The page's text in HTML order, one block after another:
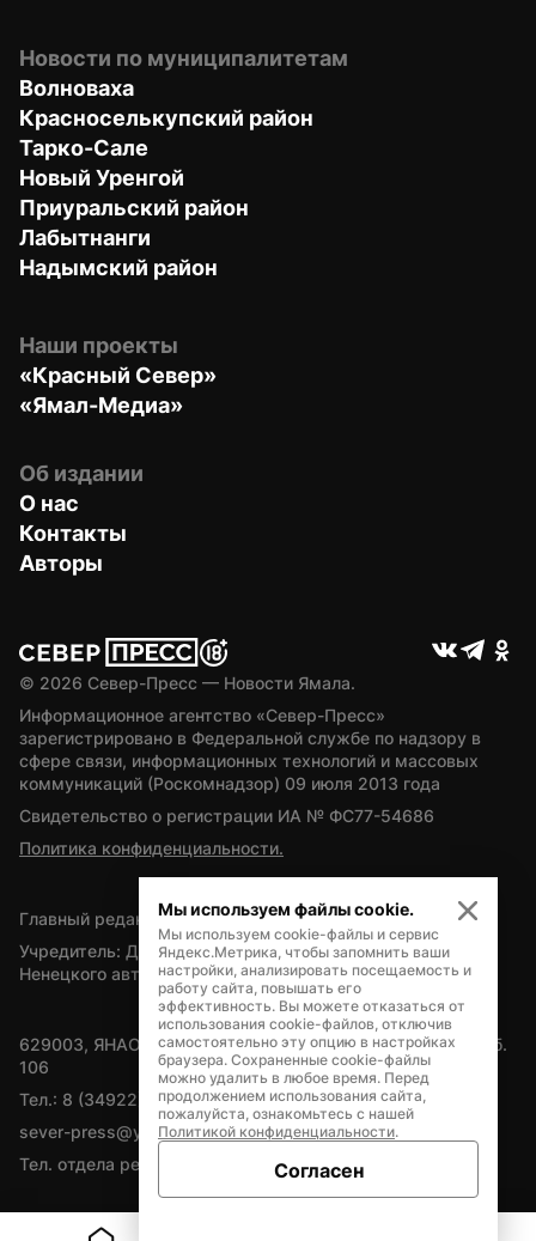
Новости по муниципалитетам
Волноваха
Красноселькупский район
Тарко-Сале
Новый Уренгой
Приуральский район
Лабытнанги
Надымский район
Наши проекты
«Красный Север»
«Ямал-Медиа»
Об издании
О нас
Контакты
Авторы
© 2026 Север-Пресс — Новости Ямала.
Информационное агентство «Север-Пресс»
зарегистрировано в Федеральной службе по надзору в
сфере связи, информационных технологий и массовых
коммуникаций (Роскомнадзор) 09 июля 2013 года
Свидетельство о регистрации ИА № ФС77-54686
Политика конфиденциальности.
Главный редактор — А.Л. Поздеев
Учредитель: Департамент внутренней политики Ямало-
Ненецкого автономного округа
629003, ЯНАО, Салехард, мкр. Богдана Кнунянца, д.1, каб.
106
Тел.: 8 (34922) 71262
sever-press@yamal-media.ru
Тел. отдела рекламы: 8 (34922) 42728
Мы используем файлы cookie.
Мы используем cookie-файлы и сервис
Яндекс.Метрика, чтобы запомнить ваши
настройки, анализировать посещаемость и
работу сайта, повышать его
эффективность. Вы можете отказаться от
использования cookie-файлов, отключив
самостоятельно эту опцию в настройках
браузера. Сохраненные cookie-файлы
можно удалить в любое время. Перед
продолжением использования сайта,
пожалуйста, ознакомьтесь с нашей
Политикой конфиденциальности.
Согласен